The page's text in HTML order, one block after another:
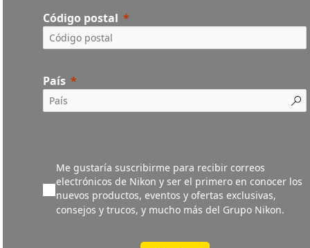
Código postal
País
Me gustaría suscribirme para recibir correos
electrónicos de Nikon y ser el primero en conocer los
nuevos productos, eventos y ofertas exclusivas,
consejos y trucos, y mucho más del Grupo Nikon.